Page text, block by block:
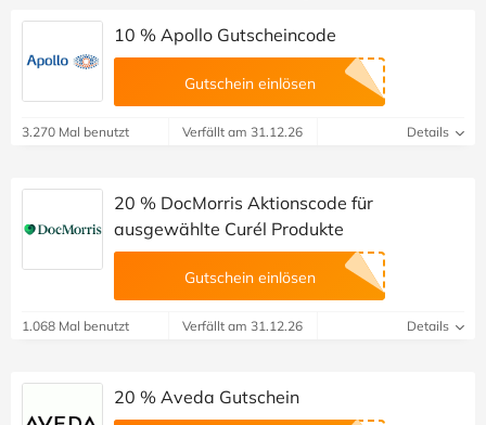
10 % Apollo Gutscheincode
Gutschein einlösen
3.270 Mal benutzt Verfällt am 31.12.26 Details
20 % DocMorris Aktionscode für
ausgewählte Curél Produkte
Gutschein einlösen
1.068 Mal benutzt Verfällt am 31.12.26 Details
20 % Aveda Gutschein